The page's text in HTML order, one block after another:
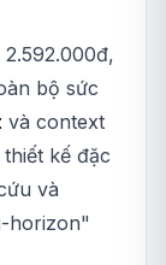
2.592.000đ,
bộ sức
và context
kế đặc
và
horizon"